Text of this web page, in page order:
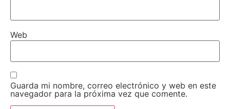
Web
Guarda mi nombre, correo electrónico y web en este
navegador para la próxima vez que comente.